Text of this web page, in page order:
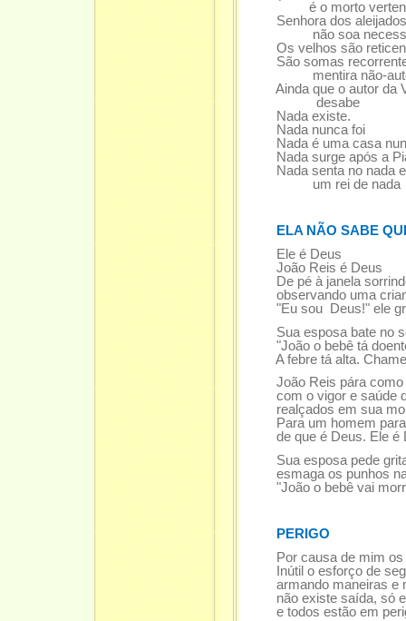
é o morto vertendo
Senhora dos aleijados
não soa
Os velhos são
São somas
mentira não-
Ainda que o autor da
desabe
Nada existe.
Nada nunca foi
Nada é uma casa
Nada surge após a
Nada senta no nada
um rei de nada
ELA NÃO SABE
Ele é Deus
João Reis é Deus
De pé à janela
observando uma
"Eu sou Deus!" ele
Sua esposa bate no
"João o bebê tá
A febre tá alta. Chame
João Reis pára como
com o vigor e saúde
realçados em sua
Para um homem
de que é Deus. Ele é
Sua esposa pede grita
esmaga os punhos na
"João o bebê vai
PERIGO
Por causa de mim
Inútil o esforço de
armando maneiras e
não existe saída, só
e todos estão em